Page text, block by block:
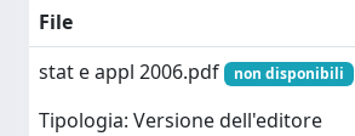
File
stat e appl 2006.pdf
non disponibili
Tipologia: Versione dell'editore